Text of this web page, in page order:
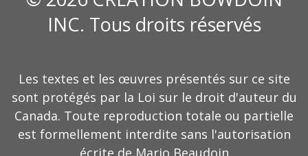
INC. Tous droits réservés
Les textes et les œuvres présentés sur ce site
sont protégés par la Loi sur le droit d'auteur du
Canada. Toute reproduction totale ou partielle
est formellement interdite sans l'autorisation
écrite de Mario Beaudoin